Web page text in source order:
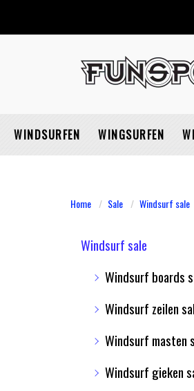
WINDSURFEN WINGSURFEN
Home Sale Windsurf sale
Windsurf sale
Windsurf boards
Windsurf zeilen
Windsurf masten
Windsurf gieken